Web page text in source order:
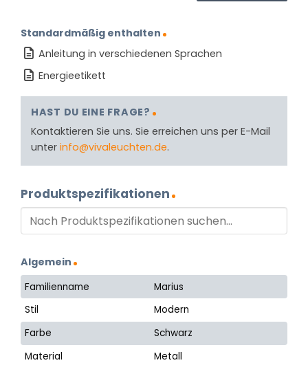
Standardmäßig enthalten
Anleitung in verschiedenen Sprachen
Energieetikett
HAST DU EINE FRAGE?
Kontaktieren Sie uns. Sie erreichen uns per E-Mail
unter info@vivaleuchten.de.
Produktspezifikationen
Algemein
Familienname
Marius
Stil
Modern
Farbe
Schwarz
Material
Metall